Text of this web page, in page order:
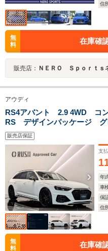
住
無
料
在庫確
販売店： ＮＥＲＯ Ｓｐｏｒｔｓ
アウディ
RS4アバント 2.9 4WD コ
RS デザインパッケージ グ
グパッケージ RSスポーツ
ラティブパネル カーボン
キキャリパーレッド
販売店保証
支
年
車
保
住
無
料
在庫確